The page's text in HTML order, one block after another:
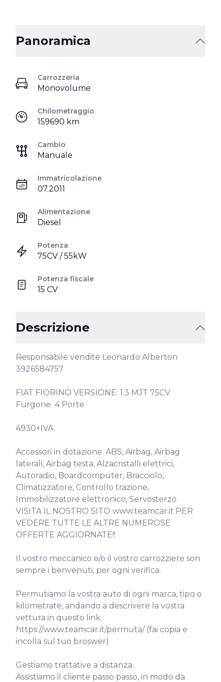
Panoramica
Carrozzeria
Monovolume
Chilometraggio
159690 km
Cambio
Manuale
Immatricolazione
07.2011
Alimentazione
Diesel
Potenza
75CV / 55kW
Potenza fiscale
15 CV
Descrizione
Responsabile vendite Leonardo Alberton
3926584757
FIAT FIORINO VERSIONE: 1.3 MJT 75CV
Furgone  4 Porte
4930+IVA.
Accessori in dotazione: ABS, Airbag, Airbag
laterali, Airbag testa, Alzacristalli elettrici,
Autoradio, Boardcomputer, Bracciolo,
Climatizzatore, Controllo trazione,
Immobilizzatore elettronico, Servosterzo
VISITA IL NOSTRO SITO www.teamcar.it PER
VEDERE TUTTE LE ALTRE NUMEROSE
OFFERTE AGGIORNATE!!
Il vostro meccanico e/o il vostro carrozziere son
sempre i benvenuti, per ogni verifica.
Permutiamo la vostra auto di ogni marca, tipo o
kilometrate, andando a descrivere la vostra
vettura in questo link
https://www.teamcar.it/permuta/ (fai copia e
incolla sul tuo broswer)
Gestiamo trattative a distanza.
Assistiamo il cliente passo passo, in modo da